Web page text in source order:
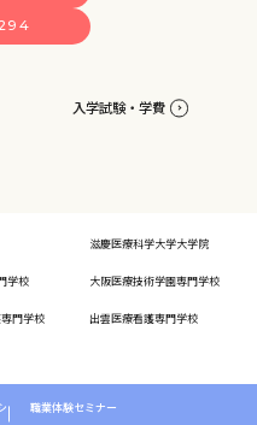
入学試験・学費
滋慶医療科学大学大学院
学校 大阪医療技術学園専門学校
門学校 出雲医療看護専門学校
職業体験セミナー